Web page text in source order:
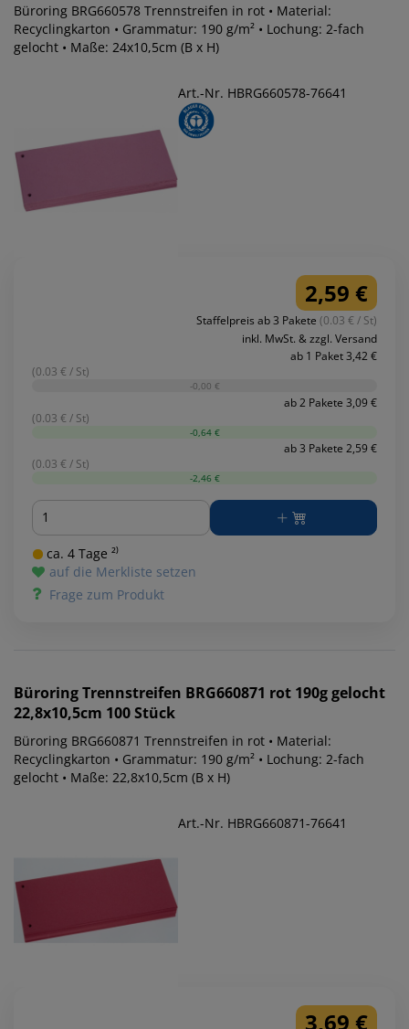
Büroring BRG660578 Trennstreifen in rot • Material:
Recyclingkarton • Grammatur: 190 g/m² • Lochung: 2-fach
gelocht • Maße: 24x10,5cm (B x H)
Art.-Nr. HBRG660578-76641
2,59 €
Staffelpreis ab 3 Pakete (0.03 € / St)
inkl. MwSt. & zzgl. Versand
ab 1 Paket 3,42 €
(0.03 € / St)
-0,00 €
ab 2 Pakete 3,09 €
(0.03 € / St)
-0,64 €
ab 3 Pakete 2,59 €
(0.03 € / St)
-2,46 €
Menge
ca. 4 Tage ²⁾
auf die Merkliste setzen
Frage zum Produkt
BüroringTrennstreifen BRG660871 rot 190g gelocht
22,8x10,5cm 100 Stück
Büroring BRG660871 Trennstreifen in rot • Material:
Recyclingkarton • Grammatur: 190 g/m² • Lochung: 2-fach
gelocht • Maße: 22,8x10,5cm (B x H)
Art.-Nr. HBRG660871-76641
3,69 €